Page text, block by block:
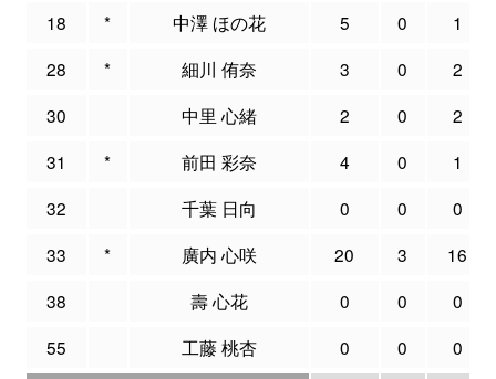
18
* 中澤 ほの花 5 0
1
28
* 細川 侑奈 3 0
2
30
中里 心緒 2 0
2
31
* 前田 彩奈 4 0
1
32
千葉 日向 0 0
0
33
* 廣内 心咲 20 3
16
38
壽 心花 0 0
0
55
工藤 桃杏 0 0 0